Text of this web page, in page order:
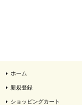
ホーム
新規登録
ショッピングカート